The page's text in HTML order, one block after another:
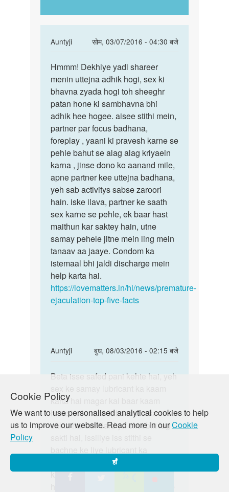
Cookie Policy
We want to use personalised analytical cookies to help
us to improve our website. Read more in ourCookie
Policy
हाँ
Auntyji
सोम, 03/07/2016 - 04:30 बजे
In
to
Mera
ling
bohut
bada
or
bohut
by
Sachin
saini
Hmmm!
Dekhiye
yadi
shareer
Hmmm! Dekhiye yadi shareer
menin uttejna adhik hogi, sex ki
bhavna zyada hogi toh sheeghr
patan hone ki sambhavna bhi
adhik hee hogee. aisee stithi mein,
partner par focus badhana,
foreplay , yaani ki pravesh karne se
pehle bahut se alag alag kriyaein
karna , jinse dono ko aanand mile,
apne partner kee uttejna badhana,
yeh sab activitys sabse zaroori
hain. iske ilava, partner ke saath
sex karne se pehle, ek baar hast
maithun kar saktey hain, utne
samay pehele jitne mein ling mein
tanaav aa jaaye. Condom ka
istemaal bhi jaldi discharge mein
help karta hai.
https://lovematters.in/hi/news/premature-
ejaculation-top-five-facts
Auntyji
बुध, 08/03/2016 - 02:15 बजे
In
plz
help
गुप्ता
Beta
safed
pani
kehte
Beta isse safed pani kehte hai, yeh
karta hai magar kai baar kaam
hone ke karaan lubrication kam ho
sakta hai aur dard ya chot bhi lag
istemaal kar sakte hai. Yaad rahe
ki essa hona common baat nahi
hai, kisi bhi infection ya yon rog se